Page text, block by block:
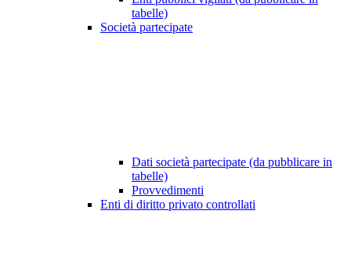
tabelle)
Società partecipate
Dati società partecipate (da pubblicare in
tabelle)
Provvedimenti
Enti di diritto privato controllati